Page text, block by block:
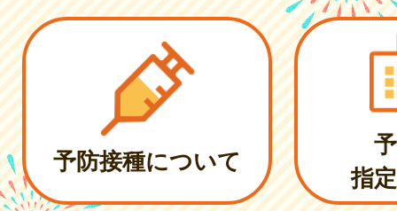
予防接種について
指